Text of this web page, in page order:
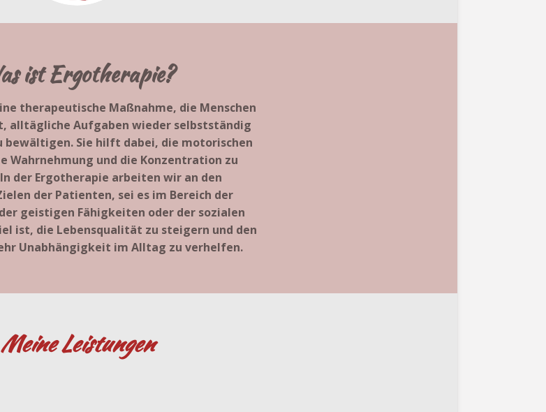
ist Ergotherapie?
therapeutische Maßnahme, die Menschen
alltägliche Aufgaben wieder selbstständig
bewältigen. Sie hilft dabei, die motorischen
Wahrnehmung und die Konzentration zu
der Ergotherapie arbeiten wir an den
der Patienten, sei es im Bereich der
geistigen Fähigkeiten oder der sozialen
ist, die Lebensqualität zu steigern und den
Unabhängigkeit im Alltag zu verhelfen.
Meine Leistungen